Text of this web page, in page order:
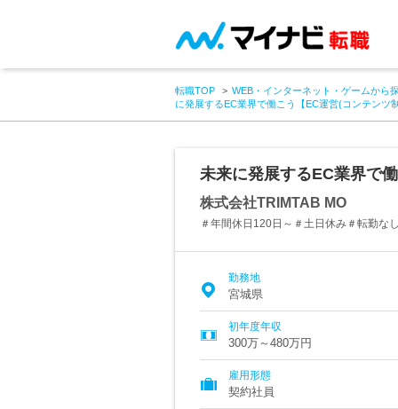
転職TOP
WEB・インターネット・ゲームから
に発展するEC業界で働こう【EC運営(コンテンツ
未来に発展するEC業界で
株式会社TRIMTAB MO
＃年間休日120日～＃土日休み＃転勤な
勤務地
宮城県
初年度年収
300万～480万円
雇用形態
契約社員